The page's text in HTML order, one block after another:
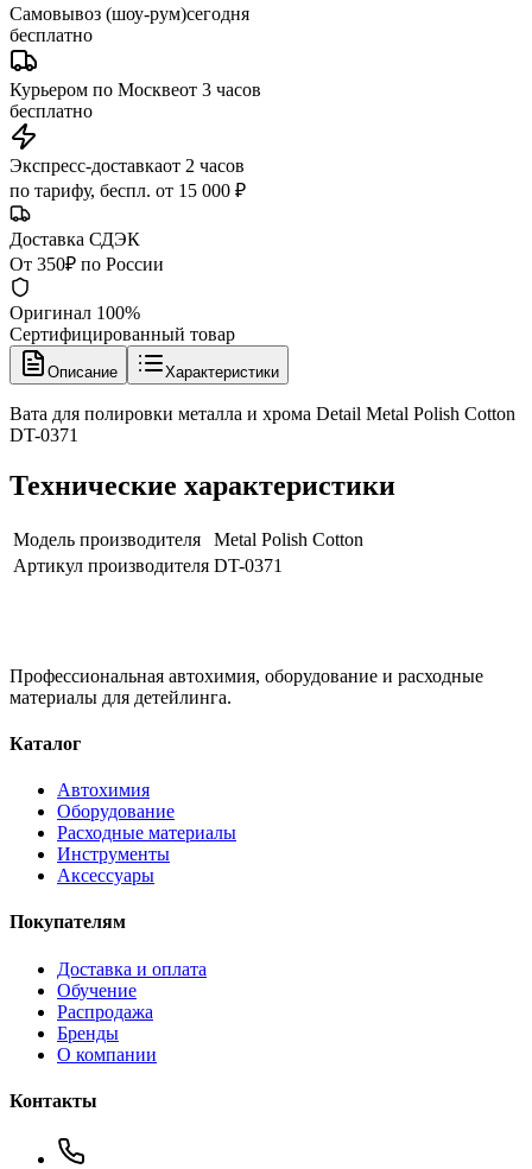
Самовывоз (шоу-рум)сегодня
бесплатно
Курьером по Москвеот 3 часов
бесплатно
Экспресс-доставкаот 2 часов
по тарифу, беспл. от 15 000 ₽
Доставка СДЭК
От 350₽ по России
Оригинал 100%
Сертифицированный товар
Описание Характеристики
Вата для полировки металла и хрома Detail Metal Polish Cotton
DT-0371
Технические характеристики
Модель производителя
Metal Polish Cotton
Артикул производителя DT-0371
Профессиональная автохимия, оборудование и расходные
материалы для детейлинга.
Каталог
Автохимия
Оборудование
Расходные материалы
Инструменты
Аксессуары
Покупателям
Доставка и оплата
Обучение
Распродажа
Бренды
О компании
Контакты